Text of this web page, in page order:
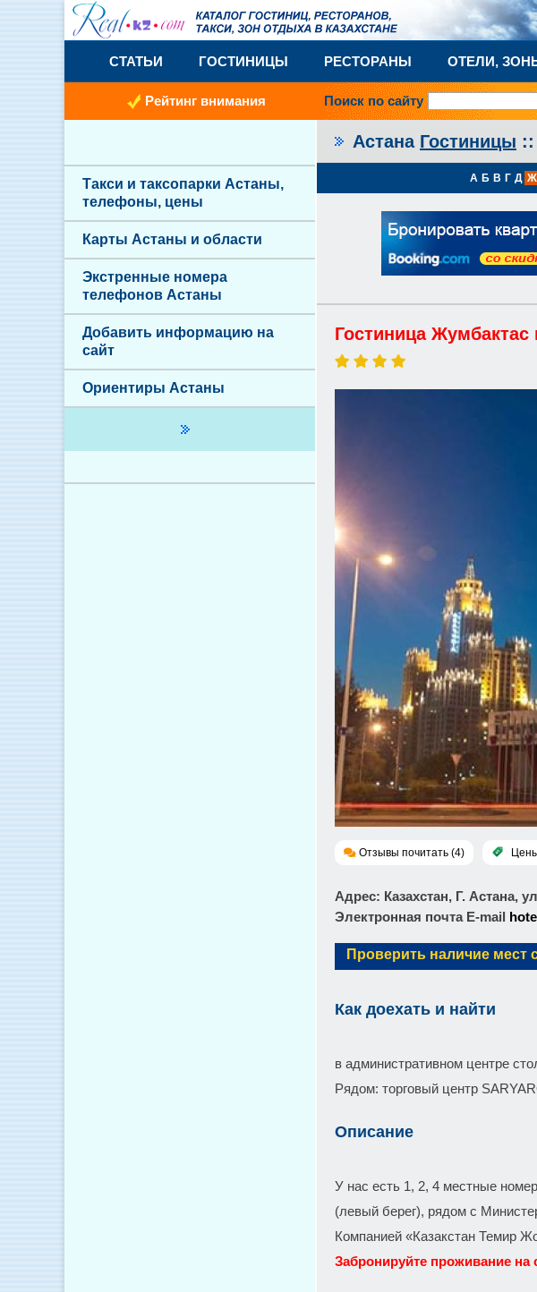
СТАТЬИ ГОСТИНИЦЫ РЕСТОРАНЫ ОТЕЛИ,
Рейтинг внимания Поиск по сайту
Астана Гостиницы
А Б В Г Д Ж
Гостиница Жумбактас
Отзывы почитать (4)
Адрес: Казахстан, Г. Астана,
Электронная почта E-mail
Проверить наличие мест
Как доехать и найти
в административном центре
Рядом: торговый центр
Описание
У нас есть 1, 2, 4 местные
(левый берег), рядом с
Компанией «Казакстан Темир
Забронируйте проживание на
Такси и таксопарки Астаны,
телефоны, цены
Карты Астаны и области
Экстренные номера
телефонов Астаны
Добавить информацию на
сайт
Ориентиры Астаны